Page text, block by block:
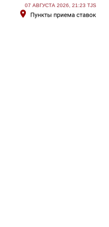
07 АВГУСТА 2026, 21:23 TJS